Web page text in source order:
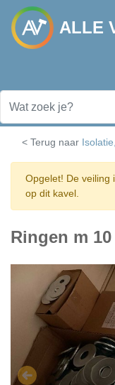
ALLE
< Terug naar
Opgelet! De veiling
op dit kavel.
Ringen m